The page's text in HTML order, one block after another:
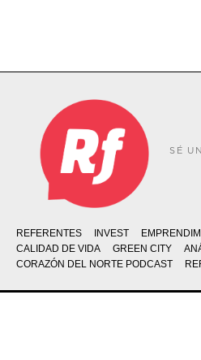
SÉ
REFERENTES INVEST
CALIDAD DE VIDA
GREEN CITY
CORAZÓN DEL NORTE PODCAST